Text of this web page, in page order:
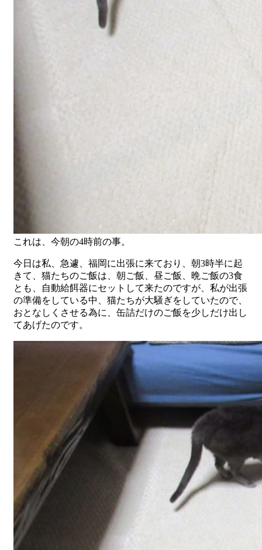
これは、今朝の4時前の事。
今日は私、急遽、福岡に出張に来ており、朝3時半に起
きて、猫たちのご飯は、朝ご飯、昼ご飯、晩ご飯の3食
とも、自動給餌器にセットして来たのですが、私が出張
の準備をしている中、猫たちが大騒ぎをしていたので、
おとなしくさせる為に、缶詰だけのご飯を少しだけ出し
てあげたのです。